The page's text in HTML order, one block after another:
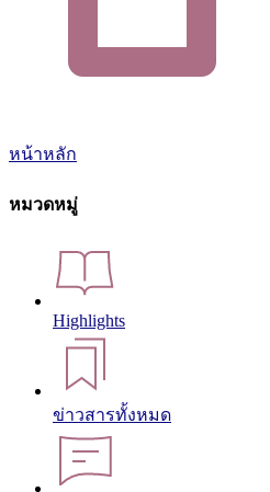
หน้าหลัก
หมวดหมู่
Highlights
ข่าวสารทั้งหมด